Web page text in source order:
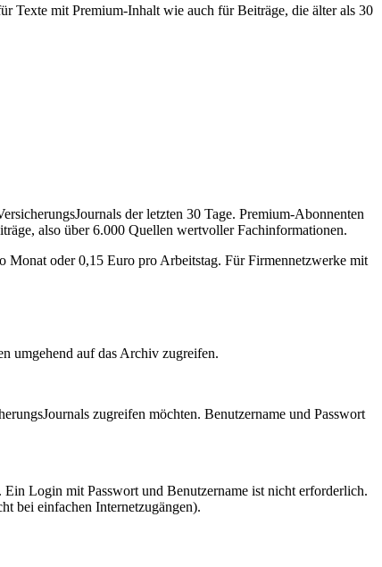
Texte mit Premium-Inhalt wie auch für Beiträge, die älter als 30
der letzten 30 Tage. Premium-Abonnenten
also über 6.000 Quellen wertvoller Fachinformationen.
Monat oder 0,15 Euro pro Arbeitstag. Für Firmennetzwerke mit
umgehend auf das Archiv zugreifen.
zugreifen möchten. Benutzername und Passwort
Login mit Passwort und Benutzername ist nicht erforderlich.
bei einfachen Internetzugängen).